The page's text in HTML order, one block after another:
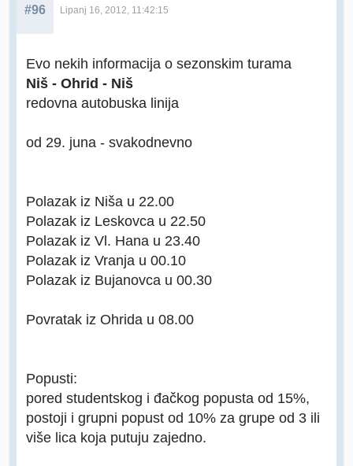
#96 Lipanj 16, 2012, 11:42:15
Evo nekih informacija o sezonskim turama
Niš - Ohrid - Niš
redovna autobuska linija
od 29. juna - svakodnevno
Polazak iz Niša u 22.00
Polazak iz Leskovca u 22.50
Polazak iz Vl. Hana u 23.40
Polazak iz Vranja u 00.10
Polazak iz Bujanovca u 00.30
Povratak iz Ohrida u 08.00
Popusti:
pored studentskog i đačkog popusta od 15%,
postoji i grupni popust od 10% za grupe od 3 ili
više lica koja putuju zajedno.